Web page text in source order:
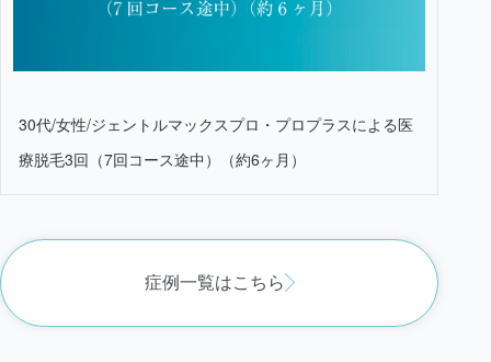
30代/女性/ジェントルマックスプロ・プロプラスによる医
療脱毛3回（7回コース途中）（約6ヶ月）
症例一覧はこちら